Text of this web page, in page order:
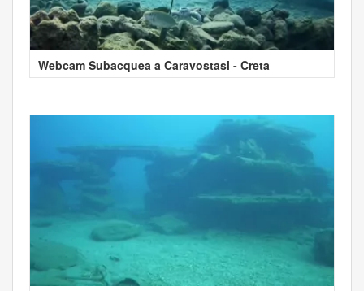
Webcam Subacquea a Caravostasi - Creta